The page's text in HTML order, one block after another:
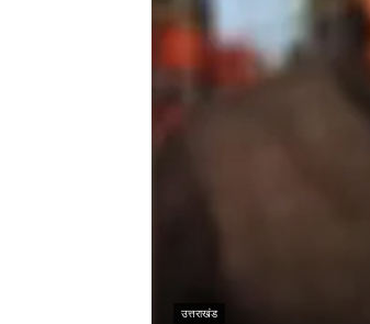
उत्तराखंड